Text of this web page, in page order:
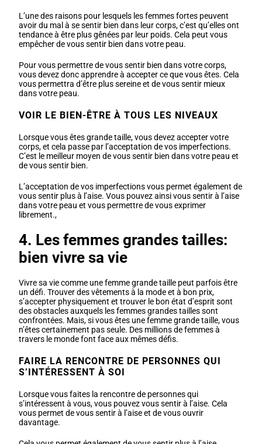
L’une des raisons pour lesquels les femmes fortes peuvent
avoir du mal à se sentir bien dans leur corps, c’est qu’elles ont
tendance à être plus gênées par leur poids. Cela peut vous
empêcher de vous sentir bien dans votre peau.
Pour vous permettre de vous sentir bien dans votre corps,
vous devez donc apprendre à accepter ce que vous êtes. Cela
vous permettra d’être plus sereine et de vous sentir mieux
dans votre peau.
VOIR LE BIEN-ÊTRE À TOUS LES NIVEAUX
Lorsque vous êtes grande taille, vous devez accepter votre
corps, et cela passe par l’acceptation de vos imperfections.
C’est le meilleur moyen de vous sentir bien dans votre peau et
de vous sentir bien.
L’acceptation de vos imperfections vous permet également de
vous sentir plus à l’aise. Vous pouvez ainsi vous sentir à l’aise
dans votre peau et vous permettre de vous exprimer
librement.,
4. Les femmes grandes tailles:
bien vivre sa vie
Vivre sa vie comme une femme grande taille peut parfois être
un défi. Trouver des vêtements à la mode et à bon prix,
s’accepter physiquement et trouver le bon état d’esprit sont
des obstacles auxquels les femmes grandes tailles sont
confrontées. Mais, si vous êtes une femme grande taille, vous
n’êtes certainement pas seule. Des millions de femmes à
travers le monde font face aux mêmes défis.
FAIRE LA RENCONTRE DE PERSONNES QUI
S’INTÉRESSENT À SOI
Lorsque vous faites la rencontre de personnes qui
s’intéressent à vous, vous pouvez vous sentir à l’aise. Cela
vous permet de vous sentir à l’aise et de vous ouvrir
davantage.